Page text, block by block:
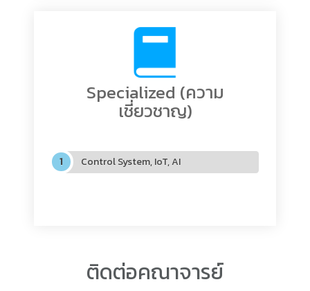
Specialized (ความ
เชี่ยวชาญ)
Control System, IoT, AI
ติดต่อคณาจารย์